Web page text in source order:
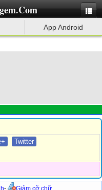
App Android
Twitter
- Giảm cỡ chữ
App Android